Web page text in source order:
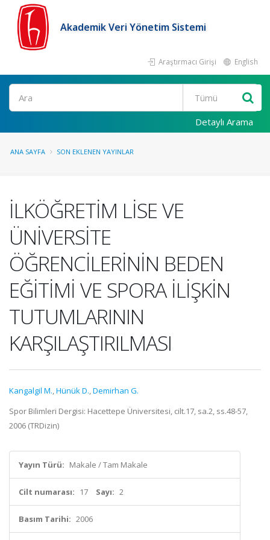
Akademik Veri Yönetim Sistemi
Araştırmacı Girişi English
Ara
Detaylı Arama
ANA SAYFA SON EKLENEN YAYINLAR
İLKÖĞRETİM LİSE VE
ÜNİVERSİTE
ÖĞRENCİLERİNİN BEDEN
EĞİTİMİ VE SPORA İLİŞKİN
TUTUMLARININ
KARŞILAŞTIRILMASI
Kangalgil M.,Hünük D.,Demirhan G.
Spor Bilimleri Dergisi: Hacettepe Üniversitesi, cilt.17, sa.2, ss.48-57,
2006 (TRDizin)
Yayın Türü: Makale / Tam Makale
Cilt numarası: 17 Sayı: 2
Basım Tarihi: 2006